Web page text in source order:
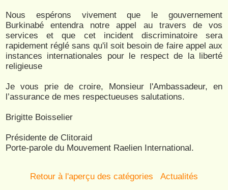
Nous espérons vivement que le gouvernement
Burkinabé entendra notre appel au travers de vos
services et que cet incident discriminatoire sera
rapidement réglé sans qu'il soit besoin de faire appel aux
instances internationales pour le respect de la liberté
religieuse
Je vous prie de croire, Monsieur l'Ambassadeur, en
l’assurance de mes respectueuses salutations.
Brigitte Boisselier
Présidente de Clitoraid
Porte-parole du Mouvement Raelien International.
Retour à l'aperçu des catégories
Actualités